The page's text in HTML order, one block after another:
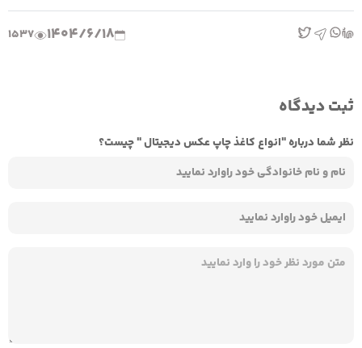
1404/6/18
1537
ثبت دیدگاه
نظر شما درباره "انواع کاغذ چاپ عکس دیجیتال " چیست؟